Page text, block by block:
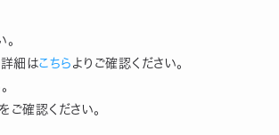
細はこちら よりご確認ください。
をご確認ください。